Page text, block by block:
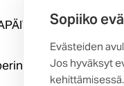
Sopiiko
Evästeiden
Jos hyväksyt